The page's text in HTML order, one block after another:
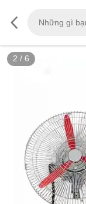
2 / 6